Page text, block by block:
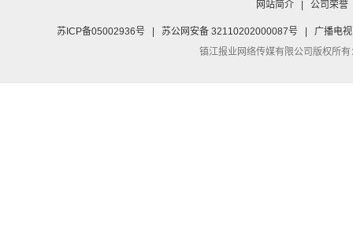
网站简介 公司荣誉
苏ICP备05002936号 苏公网安备 32110202000087号
广播电
镇江报业网络传媒有限公司版权所